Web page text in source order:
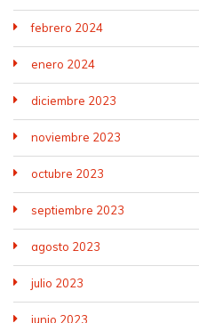
febrero 2024
enero 2024
diciembre 2023
noviembre 2023
octubre 2023
septiembre 2023
agosto 2023
julio 2023
junio 2023